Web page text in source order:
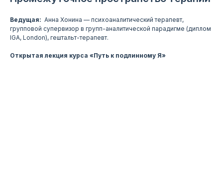
Ведущая: Анна Хонина — психоаналитический терапевт,
групповой супервизор в групп-аналитической парадигме (диплом
IGA, London), гештальт-терапевт.
Открытая лекция курса «Путь к подлинному Я»